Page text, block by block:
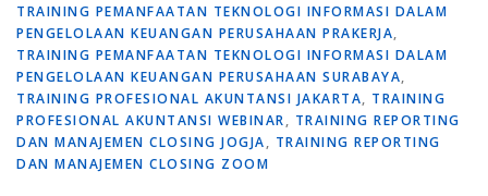
TRAINING PEMANFAATAN TEKNOLOGI INFORMASI DALAM
PENGELOLAAN KEUANGAN PERUSAHAAN PRAKERJA,
TRAINING PEMANFAATAN TEKNOLOGI INFORMASI DALAM
PENGELOLAAN KEUANGAN PERUSAHAAN SURABAYA,
TRAINING PROFESIONAL AKUNTANSI JAKARTA, TRAINING
PROFESIONAL AKUNTANSI WEBINAR, TRAINING REPORTING
DAN MANAJEMEN CLOSING JOGJA, TRAINING REPORTING
DAN MANAJEMEN CLOSING ZOOM